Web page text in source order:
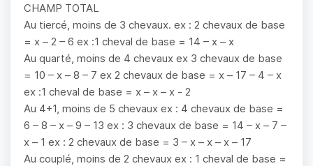
CHAMP TOTAL
Au tiercé, moins de 3 chevaux. ex : 2 chevaux de base
= x – 2 – 6 ex :1 cheval de base = 14 – x – x
Au quarté, moins de 4 chevaux ex 3 chevaux de base
= 10 – x – 8 – 7 ex 2 chevaux de base = x – 17 – 4 – x
ex :1 cheval de base = x – x – x - 2
Au 4+1, moins de 5 chevaux ex : 4 chevaux de base =
6 – 8 – x – 9 – 13 ex : 3 chevaux de base = 14 – x – 7 –
x – 1 ex : 2 chevaux de base = 3 – x – x – x – 17
Au couplé, moins de 2 chevaux ex : 1 cheval de base =